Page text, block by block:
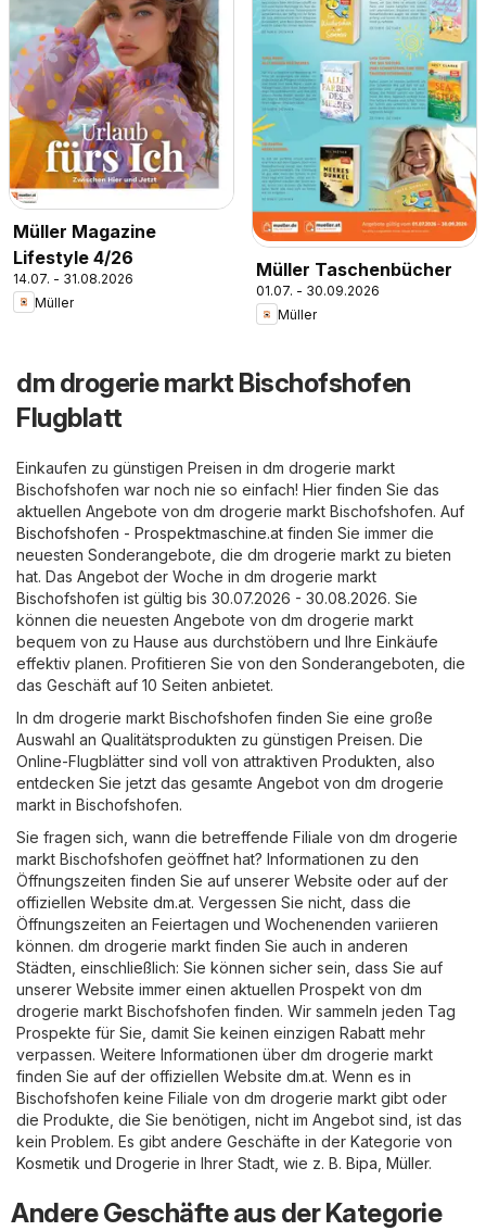
Müller Magazine
Lifestyle 4/26
14.07. - 31.08.2026
Müller
Müller Taschenbücher
01.07. - 30.09.2026
Müller
dm drogerie markt Bischofshofen
Flugblatt
Einkaufen zu günstigen Preisen in dm drogerie markt
Bischofshofen war noch nie so einfach! Hier finden Sie das
aktuellen Angebote von dm drogerie markt Bischofshofen. Auf
Bischofshofen - Prospektmaschine.at finden Sie immer die
neuesten Sonderangebote, die dm drogerie markt zu bieten
hat. Das Angebot der Woche in dm drogerie markt
Bischofshofen ist gültig bis 30.07.2026 - 30.08.2026. Sie
können die neuesten Angebote von dm drogerie markt
bequem von zu Hause aus durchstöbern und Ihre Einkäufe
effektiv planen. Profitieren Sie von den Sonderangeboten, die
das Geschäft auf 10 Seiten anbietet.
In dm drogerie markt Bischofshofen finden Sie eine große
Auswahl an Qualitätsprodukten zu günstigen Preisen. Die
Online-Flugblätter sind voll von attraktiven Produkten, also
entdecken Sie jetzt das gesamte Angebot von dm drogerie
markt in Bischofshofen.
Sie fragen sich, wann die betreffende Filiale von dm drogerie
markt Bischofshofen geöffnet hat? Informationen zu den
Öffnungszeiten finden Sie auf unserer Website oder auf der
offiziellen Website dm.at. Vergessen Sie nicht, dass die
Öffnungszeiten an Feiertagen und Wochenenden variieren
können. dm drogerie markt finden Sie auch in anderen
Städten, einschließlich: Sie können sicher sein, dass Sie auf
unserer Website immer einen aktuellen Prospekt von dm
drogerie markt Bischofshofen finden. Wir sammeln jeden Tag
Prospekte für Sie, damit Sie keinen einzigen Rabatt mehr
verpassen. Weitere Informationen über dm drogerie markt
finden Sie auf der offiziellen Website dm.at. Wenn es in
Bischofshofen keine Filiale von dm drogerie markt gibt oder
die Produkte, die Sie benötigen, nicht im Angebot sind, ist das
kein Problem. Es gibt andere Geschäfte in der Kategorie von
Kosmetik und Drogerie in Ihrer Stadt, wie z. B. Bipa Müller.
Andere Geschäfte aus der Kategorie